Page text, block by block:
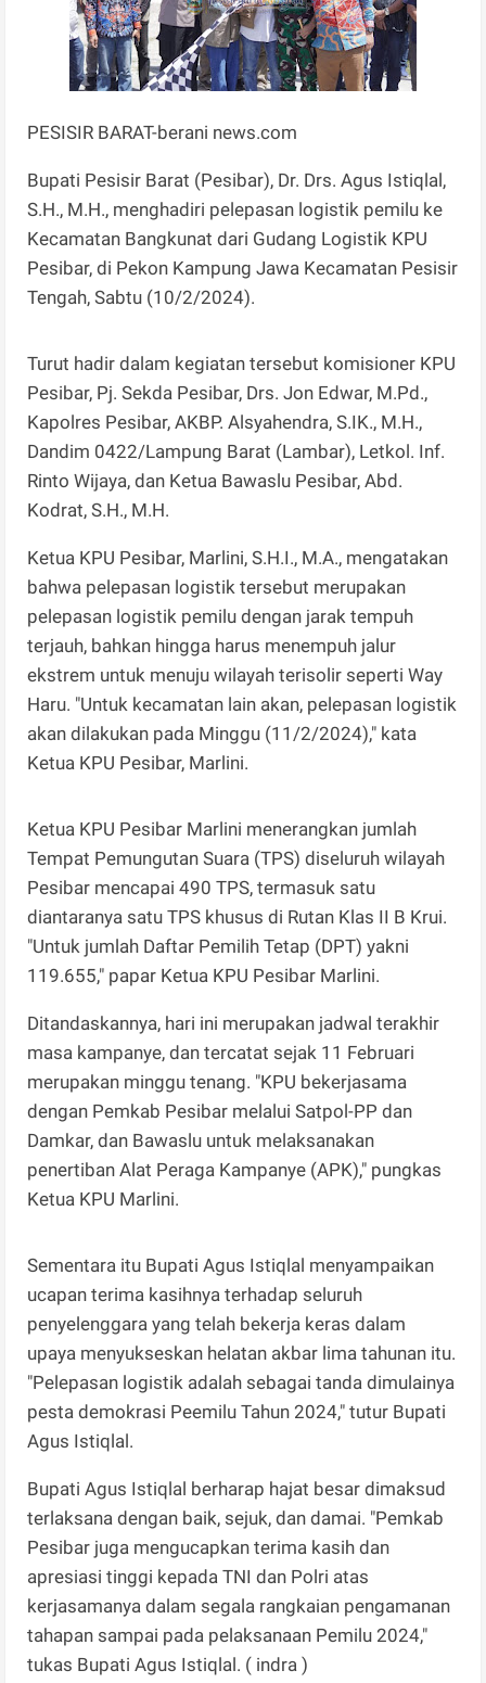
PESISIR BARAT-berani news.com
Bupati Pesisir Barat (Pesibar), Dr. Drs. Agus Istiqlal,
S.H., M.H., menghadiri pelepasan logistik pemilu ke
Kecamatan Bangkunat dari Gudang Logistik KPU
Pesibar, di Pekon Kampung Jawa Kecamatan Pesisir
Tengah, Sabtu (10/2/2024).
Turut hadir dalam kegiatan tersebut komisioner KPU
Pesibar, Pj. Sekda Pesibar, Drs. Jon Edwar, M.Pd.,
Kapolres Pesibar, AKBP. Alsyahendra, S.IK., M.H.,
Dandim 0422/Lampung Barat (Lambar), Letkol. Inf.
Rinto Wijaya, dan Ketua Bawaslu Pesibar, Abd.
Kodrat, S.H., M.H.
Ketua KPU Pesibar, Marlini, S.H.I., M.A., mengatakan
bahwa pelepasan logistik tersebut merupakan
pelepasan logistik pemilu dengan jarak tempuh
terjauh, bahkan hingga harus menempuh jalur
ekstrem untuk menuju wilayah terisolir seperti Way
Haru. "Untuk kecamatan lain akan, pelepasan logistik
akan dilakukan pada Minggu (11/2/2024)," kata
Ketua KPU Pesibar, Marlini.
Ketua KPU Pesibar Marlini menerangkan jumlah
Tempat Pemungutan Suara (TPS) diseluruh wilayah
Pesibar mencapai 490 TPS, termasuk satu
diantaranya satu TPS khusus di Rutan Klas II B Krui.
"Untuk jumlah Daftar Pemilih Tetap (DPT) yakni
119.655," papar Ketua KPU Pesibar Marlini.
Ditandaskannya, hari ini merupakan jadwal terakhir
masa kampanye, dan tercatat sejak 11 Februari
merupakan minggu tenang. "KPU bekerjasama
dengan Pemkab Pesibar melalui Satpol-PP dan
Damkar, dan Bawaslu untuk melaksanakan
penertiban Alat Peraga Kampanye (APK)," pungkas
Ketua KPU Marlini.
Sementara itu Bupati Agus Istiqlal menyampaikan
ucapan terima kasihnya terhadap seluruh
penyelenggara yang telah bekerja keras dalam
upaya menyukseskan helatan akbar lima tahunan itu.
"Pelepasan logistik adalah sebagai tanda dimulainya
pesta demokrasi Peemilu Tahun 2024," tutur Bupati
Agus Istiqlal.
Bupati Agus Istiqlal berharap hajat besar dimaksud
terlaksana dengan baik, sejuk, dan damai. "Pemkab
Pesibar juga mengucapkan terima kasih dan
apresiasi tinggi kepada TNI dan Polri atas
kerjasamanya dalam segala rangkaian pengamanan
tahapan sampai pada pelaksanaan Pemilu 2024,"
tukas Bupati Agus Istiqlal. ( indra )